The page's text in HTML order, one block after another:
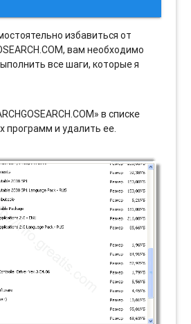
избавиться от
вам необходимо
все шаги, которые я
в списке
программ и удалить ее.